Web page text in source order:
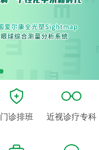
门诊排班 近视诊疗专科